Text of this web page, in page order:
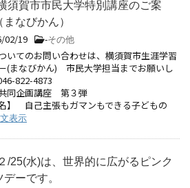
須賀市市民大学特別講座のご案
なびかん）
02/19 -その他
いてのお問い合わせは、横須賀市生涯学習
(まなびかん) 市民大学担当までお願いし
822-4873
同企画講座 第３弾
名】 自己主張もガマンもできる子どもの
表示
/25(水)は、世界的に広がるピンク
デーです。